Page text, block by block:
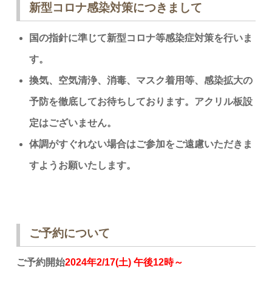
新型コロナ感染対策につきまして
国の指針に準じて新型コロナ等感染症対策を行いま
す。
換気、空気清浄、消毒、マスク着用等、感染拡大の
予防を徹底してお待ちしております。アクリル板設
定はございません。
体調がすぐれない場合はご参加をご遠慮いただきま
すようお願いたします。
ご予約について
ご予約開始2024年2/17(土) 午後12時～